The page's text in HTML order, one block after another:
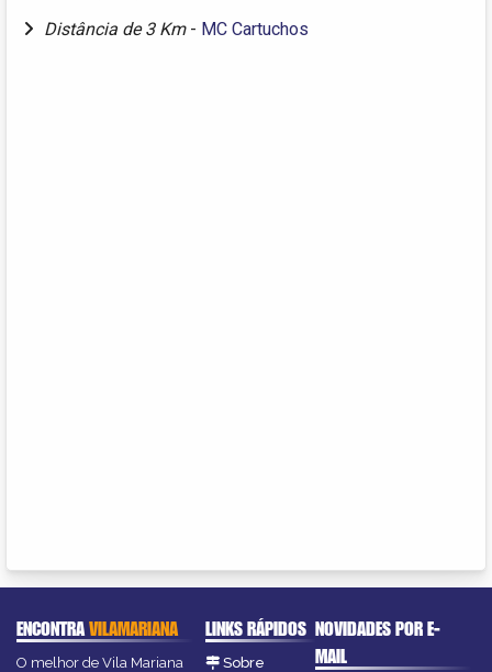
Distância de 3 Km - MC Cartuchos
ENCONTRAVILAMARIANA
O melhor de Vila Mariana
LINKS RÁPIDOS
Sobre
NOVIDADES POR E-
MAIL